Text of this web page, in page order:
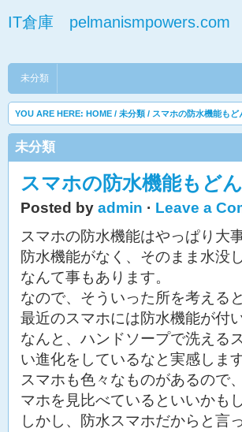
IT倉庫 pelmanismpowers.com
未分類
YOU ARE HERE: HOME / 未分類 / スマホの防水機能もど
未分類
スマホの防水機能もど
Posted by admin · Leave a
スマホの防水機能はやっぱり大
防水機能がなく、そのまま水没
なんて事もあります。
なので、そういった所を考える
最近のスマホには防水機能が付
なんと、ハンドソープで洗える
い進化をしているなと実感します
スマホも色々なものがあるので
マホを見比べているといいかも
しかし、防水スマホだからと言